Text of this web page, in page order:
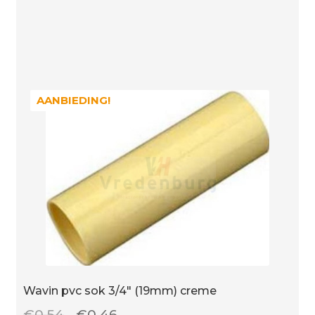
AANBIEDING!
Wavin pvc sok 3/4″ (19mm) creme
AANBIEDING!